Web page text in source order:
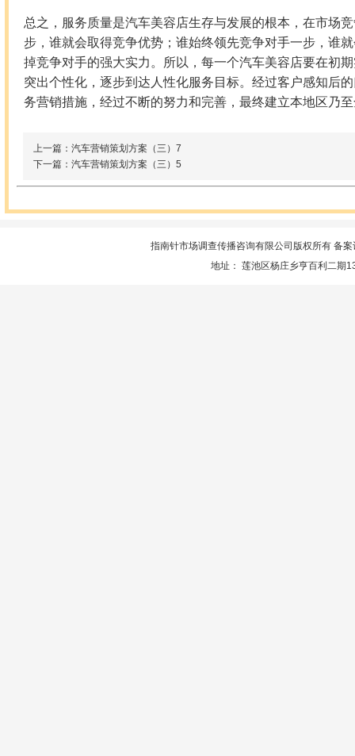
总之，服务质量是汽车美容店生存与发展的根本，在市场
步，谁就会取得竞争优势；谁始终领先竞争对手一步，谁
掉竞争对手的强大实力。所以，每一个汽车美容店要在初
突出个性化，逐步到达人性化服务目标。经过客户感知后
务营销措施，经过不断的努力和完善，最终建立本地区乃
上一篇：汽车营销策划方案（三）7
下一篇：汽车营销策划方案（三）5
指南针市场调查传播咨询有限公司版权所有 备案
地址： 莲池区杨庄乡亨百利二